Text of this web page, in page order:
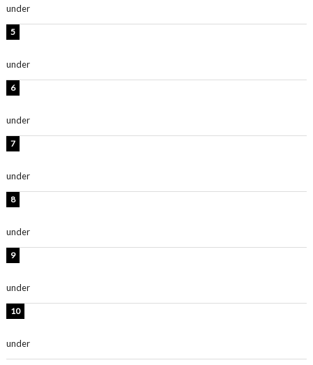
under
under
under
under
under
under
under